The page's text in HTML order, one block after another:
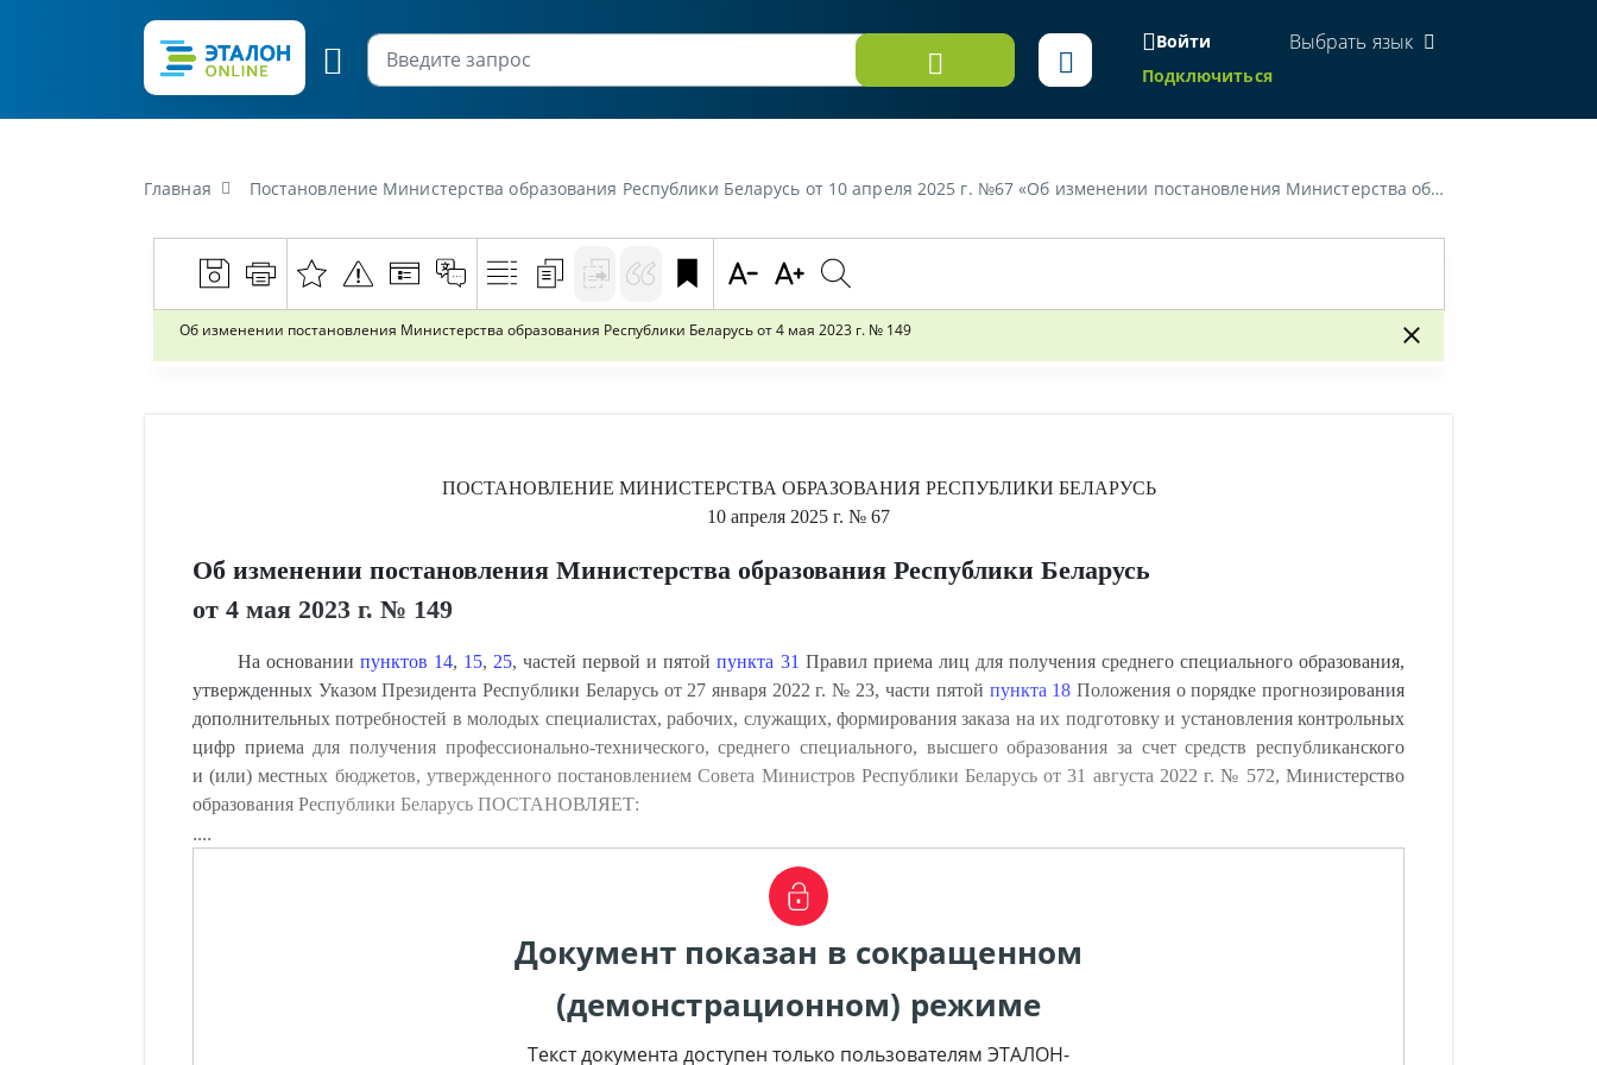
Войти
Подключиться
Выбрать язык
Главная Постановление Министерства образования Республики Беларусь от 10 апреля 2025 г. №67 «Об изменении постановления Министерства образования Республики Беларусь от 4 мая 2023 г. № 149»
Об изменении постановления Министерства образования Республики Беларусь от 4 мая 2023 г. № 149
ПОСТАНОВЛЕНИЕ МИНИСТЕРСТВА ОБРАЗОВАНИЯ РЕСПУБЛИКИ БЕЛАРУСЬ
10 апреля 2025 г. № 67
Об изменении постановления Министерства образования Республики Беларусь
от 4 мая 2023 г. № 149
На основании пунктов 14, 15, 25, частей первой и пятойпункта 31 Правил приема лиц для получения среднего специального образования,
утвержденных Указом Президента Республики Беларусь от 27 января 2022 г. № 23, части пятой пункта 18 Положения о порядке прогнозирования
дополнительных потребностей в молодых специалистах, рабочих, служащих, формирования заказа на их подготовку и установления контрольных
цифр приема для получения профессионально-технического, среднего специального, высшего образования за счет средств республиканского
и (или) местных бюджетов, утвержденного постановлением Совета Министров Республики Беларусь от 31 августа 2022 г. № 572, Министерство
образования Республики Беларусь ПОСТАНОВЛЯЕТ:
....
Документ показан в сокращенном
(демонстрационном) режиме
Текст документа доступен только пользователям ЭТАЛОН-